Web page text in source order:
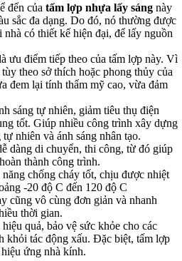
đến của tấm lợp nhựa lấy sáng này
sắc đa dạng. Do đó, nó thường được
có thiết kế hiện đại, để lấy nguồn
ưu điểm tiếp theo của tấm lợp này. Vì
theo sở thích hoặc phong thủy của
đem lại tính thẩm mỹ cao, vừa đảm
sáng tự nhiên, giảm tiêu thụ điện
tốt. Giúp nhiều công trình xây dựng
nhiên và ánh sáng nhân tạo.
dàng di chuyển, thi công, từ đó giúp
thành công trình.
chống cháy tốt, chịu được nhiệt
-20 độ C đến 120 độ C
cũng vô cùng đơn giản và nhanh
thời gian.
quả, bảo vệ sức khỏe cho các
khỏi tác động xấu. Đặc biệt, tấm lợp
ứng nhà kính.